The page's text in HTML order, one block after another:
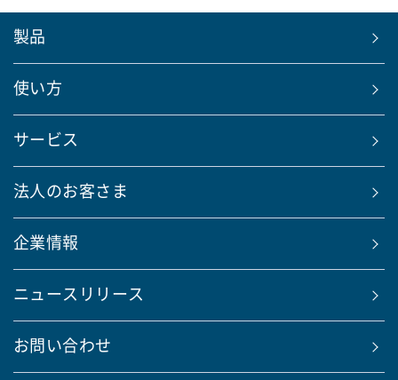
製品
使い方
サービス
法人のお客さま
企業情報
ニュースリリース
お問い合わせ